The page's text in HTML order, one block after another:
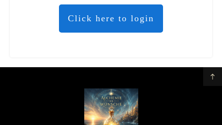
Click here to login